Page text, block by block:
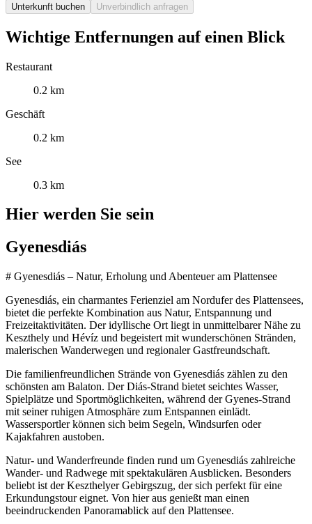
Unterkunft buchen Unverbindlich anfragen
Wichtige Entfernungen auf einen Blick
Restaurant
0.2 km
Geschäft
0.2 km
See
0.3 km
Hier werden Sie sein
Gyenesdiás
# Gyenesdiás – Natur, Erholung und Abenteuer am Plattensee
Gyenesdiás, ein charmantes Ferienziel am Nordufer des Plattensees,
bietet die perfekte Kombination aus Natur, Entspannung und
Freizeitaktivitäten. Der idyllische Ort liegt in unmittelbarer Nähe zu
Keszthely und Hévíz und begeistert mit wunderschönen Stränden,
malerischen Wanderwegen und regionaler Gastfreundschaft.
Die familienfreundlichen Strände von Gyenesdiás zählen zu den
schönsten am Balaton. Der Diás-Strand bietet seichtes Wasser,
Spielplätze und Sportmöglichkeiten, während der Gyenes-Strand
mit seiner ruhigen Atmosphäre zum Entspannen einlädt.
Wassersportler können sich beim Segeln, Windsurfen oder
Kajakfahren austoben.
Natur- und Wanderfreunde finden rund um Gyenesdiás zahlreiche
Wander- und Radwege mit spektakulären Ausblicken. Besonders
beliebt ist der Keszthelyer Gebirgszug, der sich perfekt für eine
Erkundungstour eignet. Von hier aus genießt man einen
beeindruckenden Panoramablick auf den Plattensee.